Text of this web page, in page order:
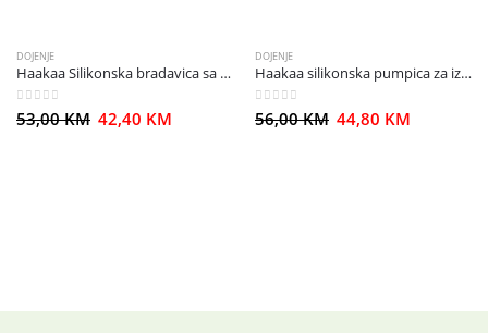
DOJENJE
Haakaa Silikonska bradavica sa okruglom bazom
0out of 5
53,00KM 42,40 KM
DOJENJE
Haakaa silikonska pumpica za izmlazanje mlijeka – 100ml
0 out of 5
56,00KM 44,80 KM